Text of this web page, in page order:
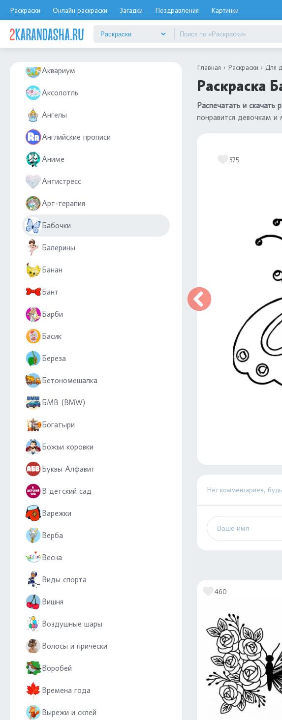
Раскраски Онлайн раскраски Загадки Поздравления Картинки
Айфон
Аквариум
Аксолотль
Ангелы
Английские прописи
Аниме
Антистресс
Арт-терапия
Бабочки
Балерины
Банан
Бант
Барби
Басик
Береза
Бетономешалка
БМВ (BMW)
Богатыри
Божьи коровки
Буквы Алфавит
В детский сад
Варежки
Верба
Весна
Виды спорта
Вишня
Воздушные шары
Волосы и прически
Воробей
Времена года
Вырежи и склей
Главная Раскраски Для
Раскраска
Распечатать и скачать
понравится девочкам
375
Нет комментариев,
460